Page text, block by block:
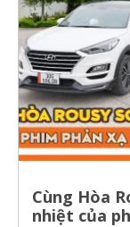
Cùng Hòa
nhiệt của